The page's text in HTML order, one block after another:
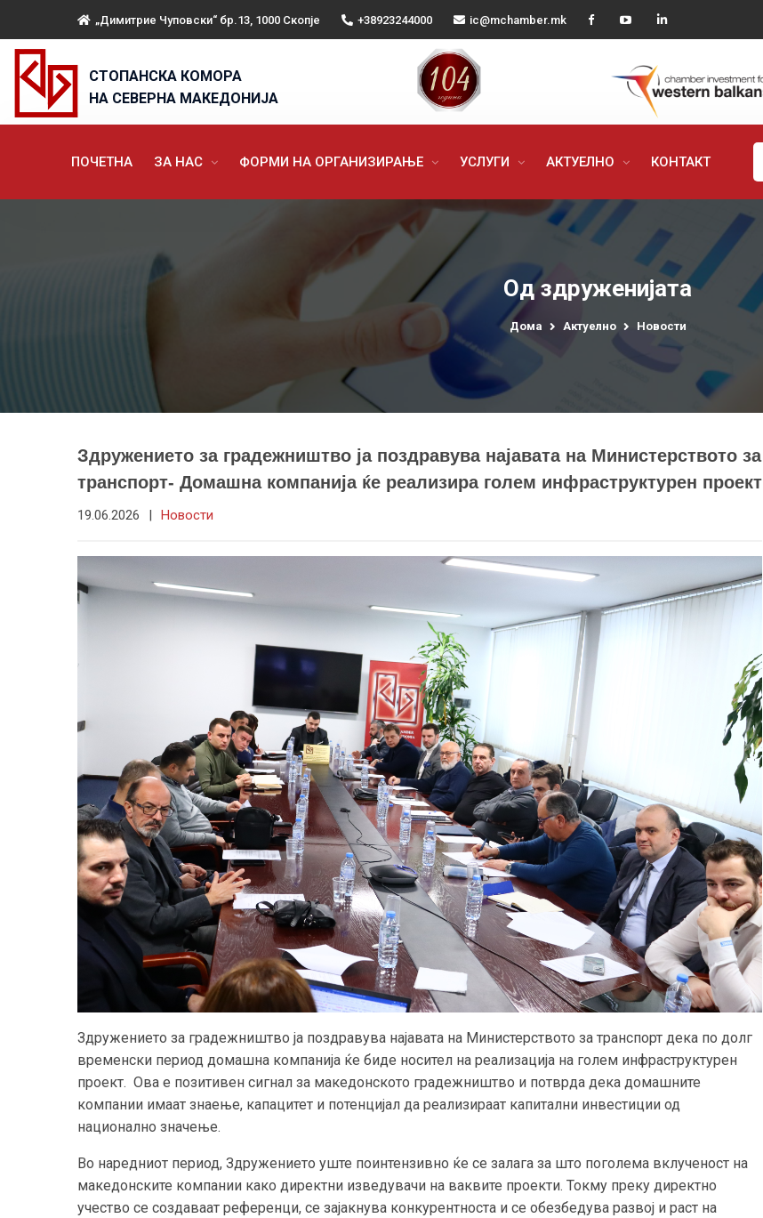
„Димитрие Чуповски“ бр.13, 1000 Скопје +38923244000 ic@mchamber.mk
СТОПАНСКА КОМОРА
НА СЕВЕРНА МАКЕДОНИЈА
ПОЧЕТНА ЗА НАС ФОРМИ НА ОРГАНИЗИРАЊЕ УСЛУГИ АКТУЕЛНО КОНТАКТ
Од здруженијата
Дома Актуелно Новости
Здружението за градежништво ја поздравува најавата на Министерството за
транспорт- Домашна компанија ќе реализира голем инфраструктурен проект
19.06.2026 | Новости
Здружението за градежништво ја поздравува најавата на Министерството за транспорт дека по долг
временски период домашна компанија ќе биде носител на реализација на голем инфраструктурен
проект. Ова е позитивен сигнал за македонското градежништво и потврда дека домашните
компании имаат знаење, капацитет и потенцијал да реализираат капитални инвестиции од
национално значење.
Во наредниот период, Здружението уште поинтензивно ќе се залага за што поголема вклученост на
македонските компании како директни изведувачи на ваквите проекти. Токму преку директно
учество се создаваат референци, се зајакнува конкурентноста и се обезбедува развој и раст на